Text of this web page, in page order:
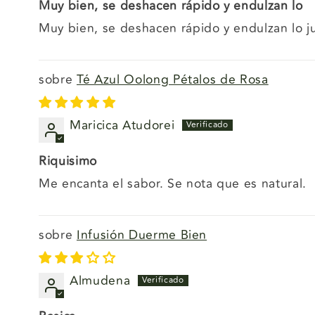
Muy bien, se deshacen rápido y endulzan lo
Muy bien, se deshacen rápido y endulzan lo
Té Azul Oolong Pétalos de Rosa
Maricica Atudorei
Riquisimo
Me encanta el sabor. Se nota que es natural.
Infusión Duerme Bien
Almudena